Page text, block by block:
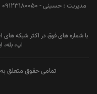
مدیریت : حسینی - 09123180050
با شماره های فوق در اکثر شبکه
اپ، بله،
تمامی حقوق متعلق